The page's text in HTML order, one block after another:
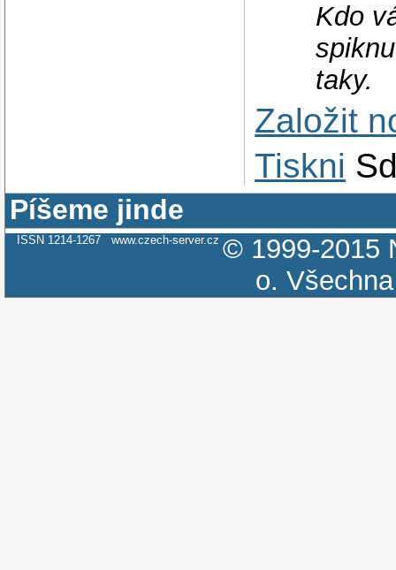
Kdo
taky.
Založit
Tiskni
Píšeme jinde
ISSN 1214-1267 www.czech-server.cz © 1999-2015
o.